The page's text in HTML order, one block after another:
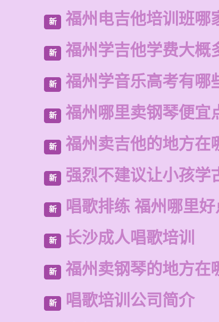
新 福州电吉他培训班哪
新 福州学吉他学费大概
新 福州学音乐高考有哪
新 福州哪里卖钢琴便宜
新 福州卖吉他的地方在
新 强烈不建议让小孩学
新 唱歌排练 福州哪里好
新 长沙成人唱歌培训
新 福州卖钢琴的地方在
新 唱歌培训公司简介